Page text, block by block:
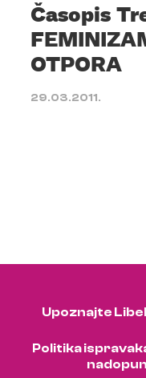
Časopis
OTPORA
29.03.2011.
Upoznajte
Politika